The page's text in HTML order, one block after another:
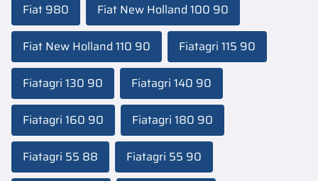
Fiat 980 Fiat New Holland 100 90
Fiat New Holland 110 90 Fiatagri 115 90
Fiatagri 130 90 Fiatagri 140 90
Fiatagri 160 90 Fiatagri 180 90
Fiatagri 55 88 Fiatagri 55 90